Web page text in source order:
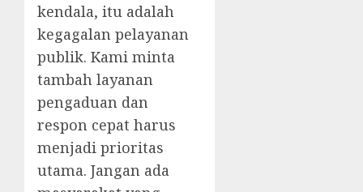
kendala, itu adalah
kegagalan pelayanan
publik. Kami minta
tambah layanan
pengaduan dan
respon cepat harus
menjadi prioritas
utama. Jangan ada